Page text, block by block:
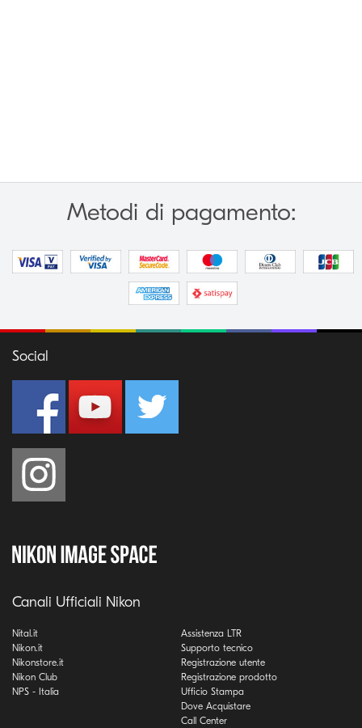
Metodi di pagamento:
Social
Canali Ufficiali Nikon
Nital.it
Nikon.it
Nikonstore.it
Nikon Club
NPS - Italia
Assistenza LTR
Supporto tecnico
Registrazione utente
Registrazione prodotto
Ufficio Stampa
Dove Acquistare
Call Center